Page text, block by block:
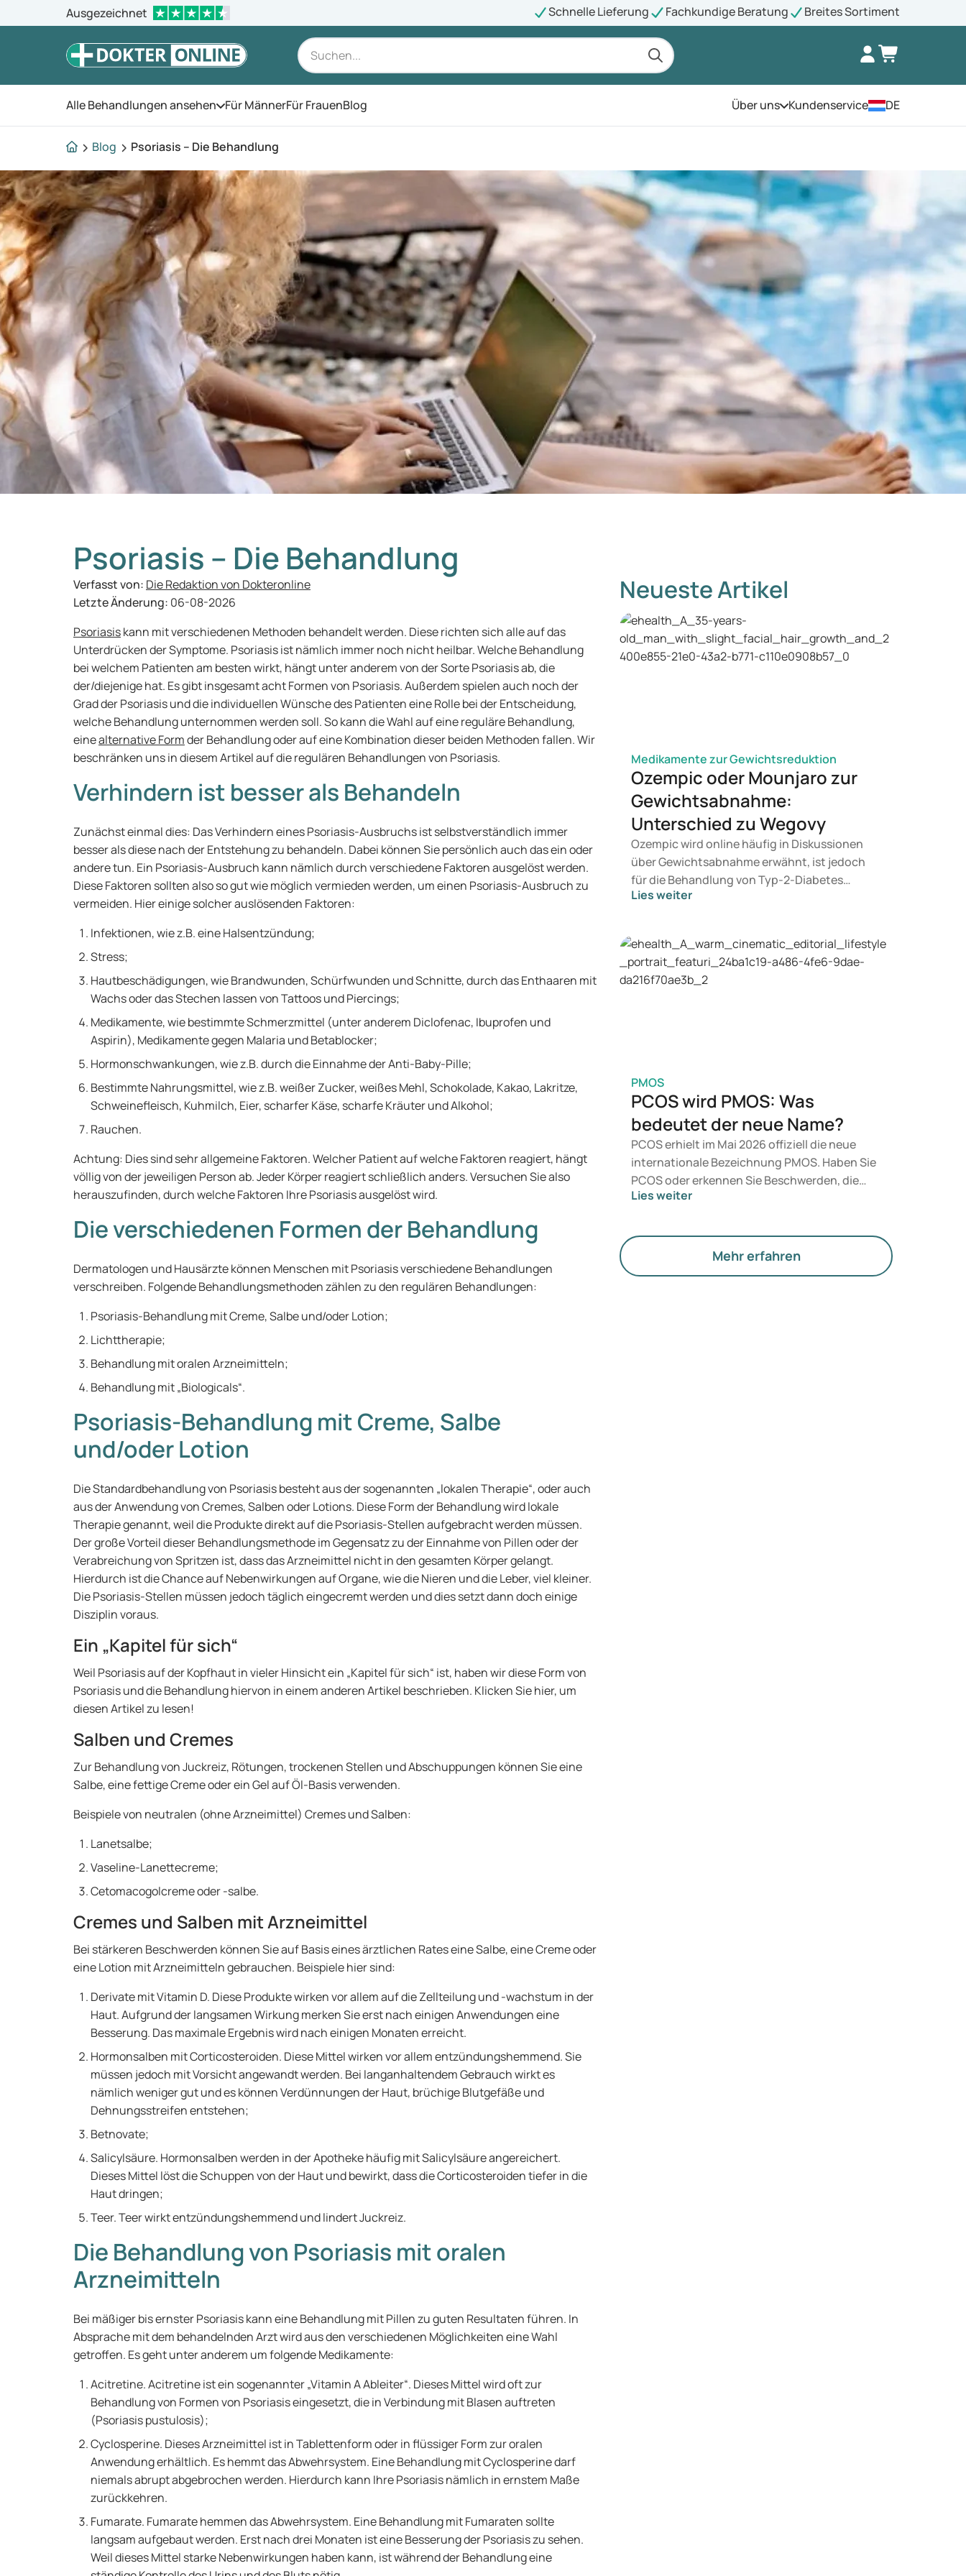
Ausgezeichnet Schnelle Lieferung Fachkundige Beratung Breites Sortiment
Alle Behandlungen ansehen Öffnen Sie das Menü
Für MännerFür FrauenBlog Über unsÖffnen Sie das Menü
Kundenservice DE
Blog Psoriasis – Die Behandlung
Psoriasis – Die Behandlung
Verfasst von: Die Redaktion von Dokteronline
Letzte Änderung: 06-08-2026
Psoriasiskann mit verschiedenen Methoden behandelt werden. Diese richten sich alle auf das
Unterdrücken der Symptome. Psoriasis ist nämlich immer noch nicht heilbar. Welche Behandlung
bei welchem Patienten am besten wirkt, hängt unter anderem von der Sorte Psoriasis ab, die
der/diejenige hat. Es gibt insgesamt acht Formen von Psoriasis. Außerdem spielen auch noch der
Grad der Psoriasis und die individuellen Wünsche des Patienten eine Rolle bei der Entscheidung,
welche Behandlung unternommen werden soll. So kann die Wahl auf eine reguläre Behandlung,
einealternative Formder Behandlung oder auf eine Kombination dieser beiden Methoden fallen. Wir
beschränken uns in diesem Artikel auf die regulären Behandlungen von Psoriasis.
Verhindern ist besser als Behandeln
Zunächst einmal dies: Das Verhindern eines Psoriasis-Ausbruchs ist selbstverständlich immer
besser als diese nach der Entstehung zu behandeln. Dabei können Sie persönlich auch das ein oder
andere tun. Ein Psoriasis-Ausbruch kann nämlich durch verschiedene Faktoren ausgelöst werden.
Diese Faktoren sollten also so gut wie möglich vermieden werden, um einen Psoriasis-Ausbruch zu
vermeiden. Hier einige solcher auslösenden Faktoren:
Infektionen, wie z.B. eine Halsentzündung;
Stress;
Hautbeschädigungen, wie Brandwunden, Schürfwunden und Schnitte, durch das Enthaaren mit
Wachs oder das Stechen lassen von Tattoos und Piercings;
Medikamente, wie bestimmte Schmerzmittel (unter anderem Diclofenac, Ibuprofen und
Aspirin), Medikamente gegen Malaria und Betablocker;
Hormonschwankungen, wie z.B. durch die Einnahme der Anti-Baby-Pille;
Bestimmte Nahrungsmittel, wie z.B. weißer Zucker, weißes Mehl, Schokolade, Kakao, Lakritze,
Schweinefleisch, Kuhmilch, Eier, scharfer Käse, scharfe Kräuter und Alkohol;
Rauchen.
Achtung: Dies sind sehr allgemeine Faktoren. Welcher Patient auf welche Faktoren reagiert, hängt
völlig von der jeweiligen Person ab. Jeder Körper reagiert schließlich anders. Versuchen Sie also
herauszufinden, durch welche Faktoren Ihre Psoriasis ausgelöst wird.
Die verschiedenen Formen der Behandlung
Dermatologen und Hausärzte können Menschen mit Psoriasis verschiedene Behandlungen
verschreiben. Folgende Behandlungsmethoden zählen zu den regulären Behandlungen:
Psoriasis-Behandlung mit Creme, Salbe und/oder Lotion;
Lichttherapie;
Behandlung mit oralen Arzneimitteln;
Behandlung mit „Biologicals“.
Psoriasis-Behandlung mit Creme, Salbe
und/oder Lotion
Die Standardbehandlung von Psoriasis besteht aus der sogenannten „lokalen Therapie“, oder auch
aus der Anwendung von Cremes, Salben oder Lotions. Diese Form der Behandlung wird lokale
Therapie genannt, weil die Produkte direkt auf die Psoriasis-Stellen aufgebracht werden müssen.
Der große Vorteil dieser Behandlungsmethode im Gegensatz zu der Einnahme von Pillen oder der
Verabreichung von Spritzen ist, dass das Arzneimittel nicht in den gesamten Körper gelangt.
Hierdurch ist die Chance auf Nebenwirkungen auf Organe, wie die Nieren und die Leber, viel kleiner.
Die Psoriasis-Stellen müssen jedoch täglich eingecremt werden und dies setzt dann doch einige
Disziplin voraus.
Ein „Kapitel für sich“
Weil Psoriasis auf der Kopfhaut in vieler Hinsicht ein „Kapitel für sich“ ist, haben wir diese Form von
Psoriasis und die Behandlung hiervon in einem anderen Artikel beschrieben. Klicken Sie hier, um
diesen Artikel zu lesen!
Salben und Cremes
Zur Behandlung von Juckreiz, Rötungen, trockenen Stellen und Abschuppungen können Sie eine
Salbe, eine fettige Creme oder ein Gel auf Öl-Basis verwenden.
Beispiele von neutralen (ohne Arzneimittel) Cremes und Salben:
Lanetsalbe;
Vaseline-Lanettecreme;
Cetomacogolcreme oder -salbe.
Cremes und Salben mit Arzneimittel
Bei stärkeren Beschwerden können Sie auf Basis eines ärztlichen Rates eine Salbe, eine Creme oder
eine Lotion mit Arzneimitteln gebrauchen. Beispiele hier sind:
Derivate mit Vitamin D. Diese Produkte wirken vor allem auf die Zellteilung und -wachstum in der
Haut. Aufgrund der langsamen Wirkung merken Sie erst nach einigen Anwendungen eine
Besserung. Das maximale Ergebnis wird nach einigen Monaten erreicht.
Hormonsalben mit Corticosteroiden. Diese Mittel wirken vor allem entzündungshemmend. Sie
müssen jedoch mit Vorsicht angewandt werden. Bei langanhaltendem Gebrauch wirkt es
nämlich weniger gut und es können Verdünnungen der Haut, brüchige Blutgefäße und
Dehnungsstreifen entstehen;
Betnovate;
Salicylsäure. Hormonsalben werden in der Apotheke häufig mit Salicylsäure angereichert.
Dieses Mittel löst die Schuppen von der Haut und bewirkt, dass die Corticosteroiden tiefer in die
Haut dringen;
Teer. Teer wirkt entzündungshemmend und lindert Juckreiz.
Die Behandlung von Psoriasis mit oralen
Arzneimitteln
Bei mäßiger bis ernster Psoriasis kann eine Behandlung mit Pillen zu guten Resultaten führen. In
Absprache mit dem behandelnden Arzt wird aus den verschiedenen Möglichkeiten eine Wahl
getroffen. Es geht unter anderem um folgende Medikamente:
Acitretine. Acitretine ist ein sogenannter „Vitamin A Ableiter“. Dieses Mittel wird oft zur
Behandlung von Formen von Psoriasis eingesetzt, die in Verbindung mit Blasen auftreten
(Psoriasis pustulosis);
Cyclosperine. Dieses Arzneimittel ist in Tablettenform oder in flüssiger Form zur oralen
Anwendung erhältlich. Es hemmt das Abwehrsystem. Eine Behandlung mit Cyclosperine darf
niemals abrupt abgebrochen werden. Hierdurch kann Ihre Psoriasis nämlich in ernstem Maße
zurückkehren.
Fumarate. Fumarate hemmen das Abwehrsystem. Eine Behandlung mit Fumaraten sollte
langsam aufgebaut werden. Erst nach drei Monaten ist eine Besserung der Psoriasis zu sehen.
Weil dieses Mittel starke Nebenwirkungen haben kann, ist während der Behandlung eine
Neueste Artikel
Medikamente zur Gewichtsreduktion
Ozempic oder Mounjaro zur
Gewichtsabnahme:
Unterschied zu Wegovy
Ozempic wird online häufig in Diskussionen
über Gewichtsabnahme erwähnt, ist jedoch
für die Behandlung von Typ-2-Diabetes
vorgesehen. Wenn Sie eine Therapie zur
Betracht. Welche Behandlung für Sie geeignet
ist, entscheidet ein Arzt auf Grundlage Ihrer
Gesundheit, Ihres BMI und Ihres
Lies weiter
PMOS
PCOS wird PMOS: Was
bedeutet der neue Name?
PCOS erhielt im Mai 2026 offiziell die neue
internationale Bezeichnung PMOS. Haben Sie
PCOS oder erkennen Sie Beschwerden, die
darauf hindeuten könnten? Medizinisch
legt jedoch mehr Gewicht auf Hormone, den
Stoffwechsel und die Funktion der Eierstöcke.
Lies weiter
Mehr erfahren